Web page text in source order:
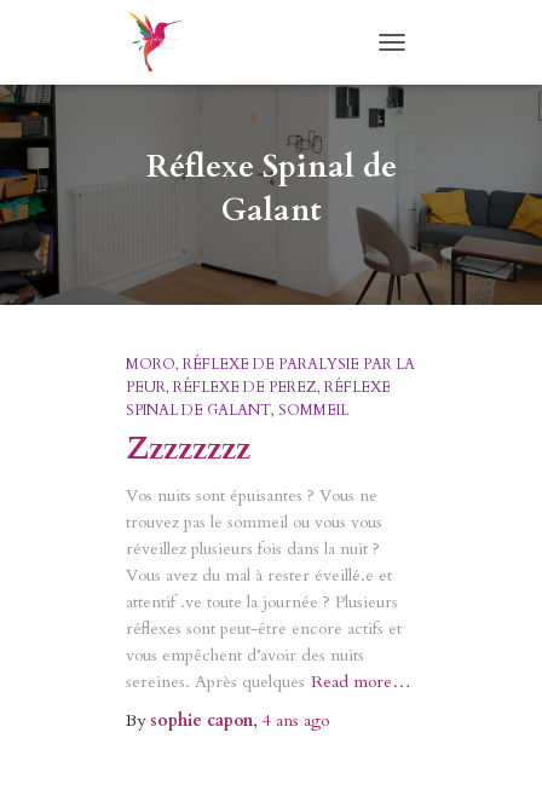
NAVIGATION
Réflexe Spinal de
Galant
MORO RÉFLEXE DE PARALYSIE PAR LA
PEUR RÉFLEXE DE PEREZ RÉFLEXE
SPINAL DE GALANT SOMMEIL
Zzzzzzzz
Vos nuits sont épuisantes ? Vous ne
trouvez pas le sommeil ou vous vous
réveillez plusieurs fois dans la nuit ?
Vous avez du mal à rester éveillé.e et
attentif .ve toute la journée ? Plusieurs
réflexes sont peut-être encore actifs et
vous empêchent d’avoir des nuits
sereines. Après quelques Read more…
By sophie capon, 4 ans ago